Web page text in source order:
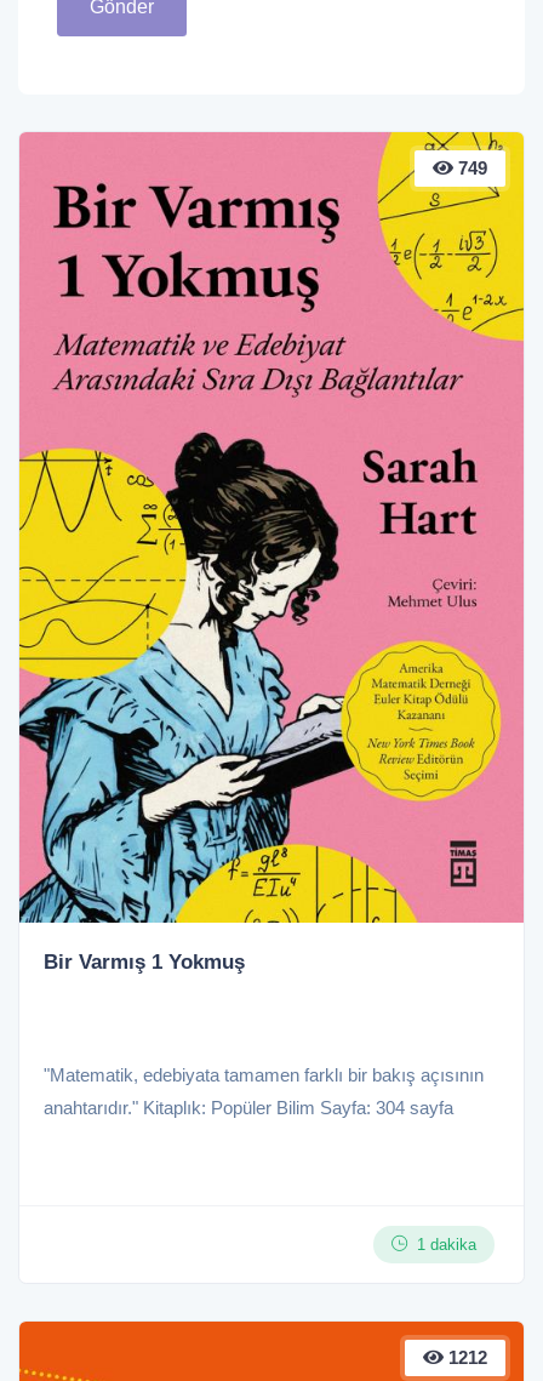
Gönder
749
Bir Varmış 1 Yokmuş
"Matematik, edebiyata tamamen farklı bir bakış açısının
anahtarıdır." Kitaplık: Popüler Bilim Sayfa: 304 sayfa
1 dakika
1212